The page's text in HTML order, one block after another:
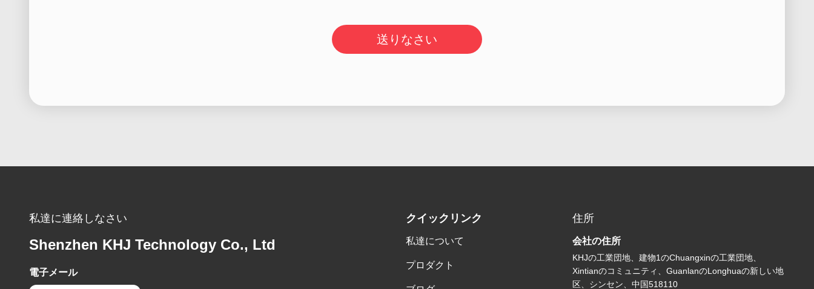
送りなさい
私達に連絡しなさい
Shenzhen KHJ Technology Co., Ltd
電子メール
クイックリンク
私達について
プロダクト
住所
会社の住所
KHJの工業団地、建物1のChuangxinの工業団地、
Xintianのコミュニティ、GuanlanのLonghuaの新しい地
区、シンセン、中国518110